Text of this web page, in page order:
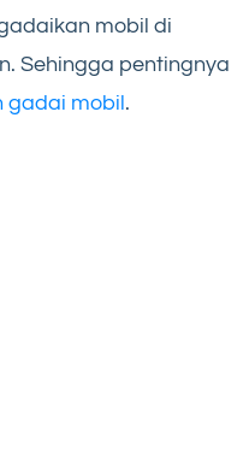
mobil di
Sehingga pentingnya
gadai mobil.